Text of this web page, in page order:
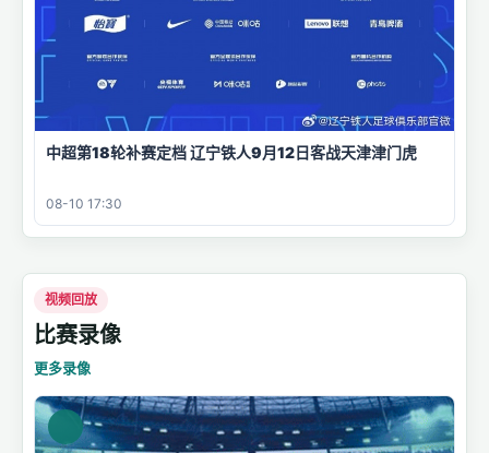
中超第18轮补赛定档 辽宁铁人9月12日客战天津津门虎
08-10 17:30
视频回放
比赛录像
更多录像